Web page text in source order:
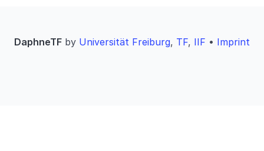
DaphneTF by Universität Freiburg, TF, IIF • Imprint